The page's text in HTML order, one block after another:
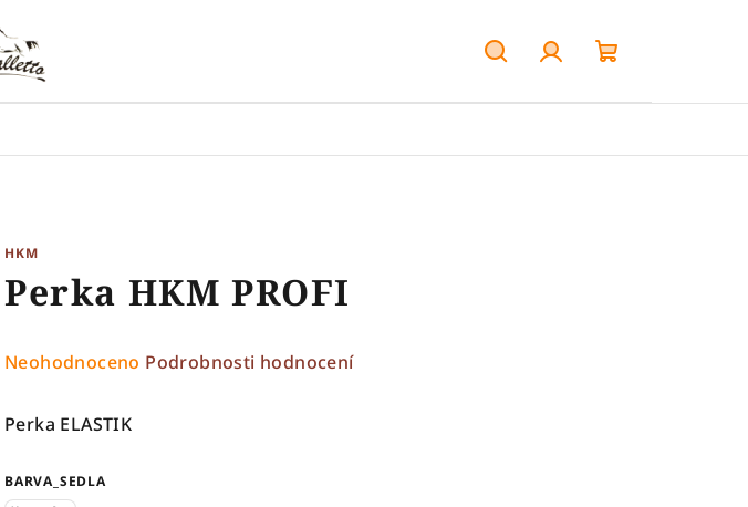
košík
HKM
Perka HKM PROFI
Průměrné
produktu
z
Neohodnoceno Podrobnosti hodnocení
Perka ELASTIK
BARVA_SEDLA